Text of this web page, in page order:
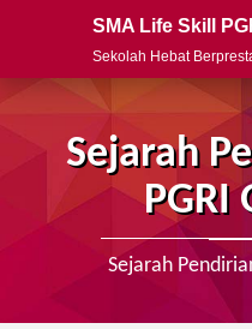
SMA Life Skill
Sekolah Hebat
Sejarah
PGRI
Sejarah